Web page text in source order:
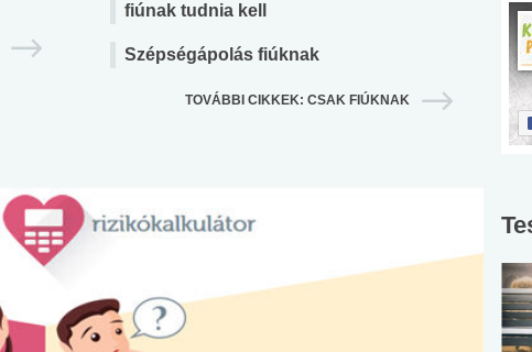
fiúnak tudnia kell
Szépségápolás fiúknak
TOVÁBBI CIKKEK: CSAK FIÚKNAK